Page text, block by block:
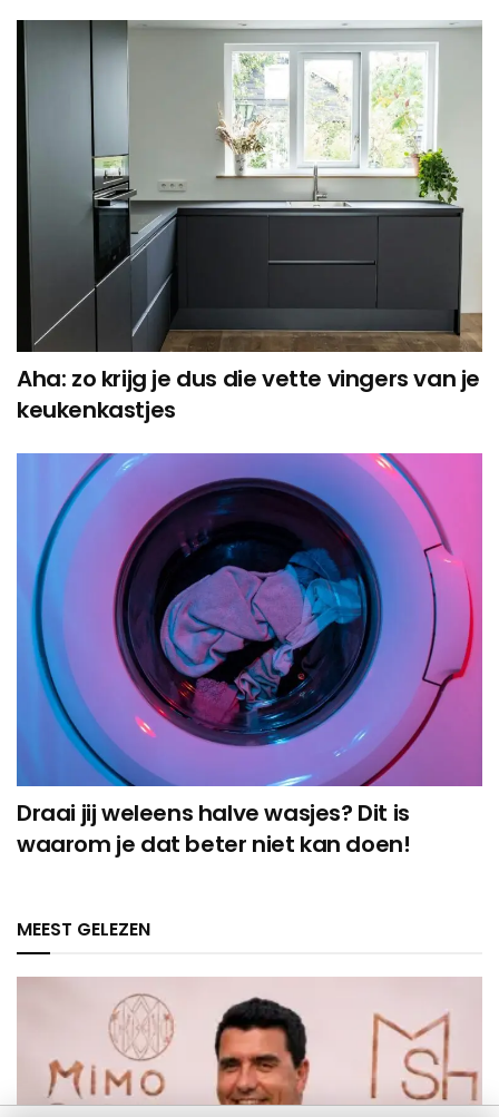
Aha: zo krijg je dus die vette vingers van je
keukenkastjes
Draai jij weleens halve wasjes? Dit is
waarom je dat beter niet kan doen!
MEEST GELEZEN